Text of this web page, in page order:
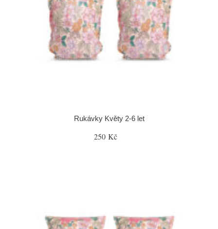
Rukávky Květy 2-6 let
250 Kč